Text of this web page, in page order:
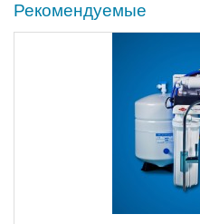
Рекомендуемые